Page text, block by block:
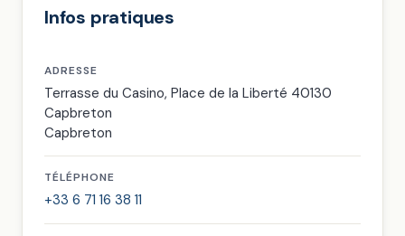
Infos pratiques
ADRESSE
Terrasse du Casino, Place de la Liberté 40130
Capbreton
Capbreton
TÉLÉPHONE
+33 6 71 16 38 11